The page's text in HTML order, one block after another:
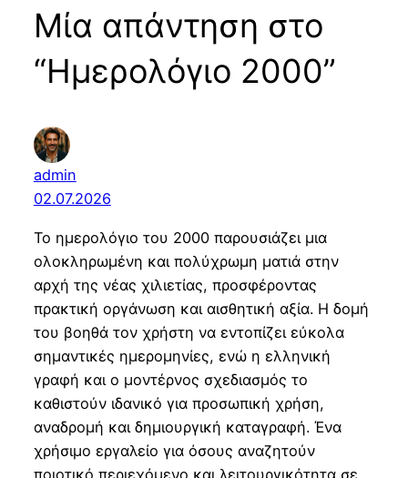
Μία απάντηση στο
“Ημερολόγιο 2000”
admin
02.07.2026
Το ημερολόγιο του 2000 παρουσιάζει μια
ολοκληρωμένη και πολύχρωμη ματιά στην
αρχή της νέας χιλιετίας, προσφέροντας
πρακτική οργάνωση και αισθητική αξία. Η δομή
του βοηθά τον χρήστη να εντοπίζει εύκολα
σημαντικές ημερομηνίες, ενώ η ελληνική
γραφή και ο μοντέρνος σχεδιασμός το
καθιστούν ιδανικό για προσωπική χρήση,
αναδρομή και δημιουργική καταγραφή. Ένα
χρήσιμο εργαλείο για όσους αναζητούν
ποιοτικό περιεχόμενο και λειτουργικότητα σε